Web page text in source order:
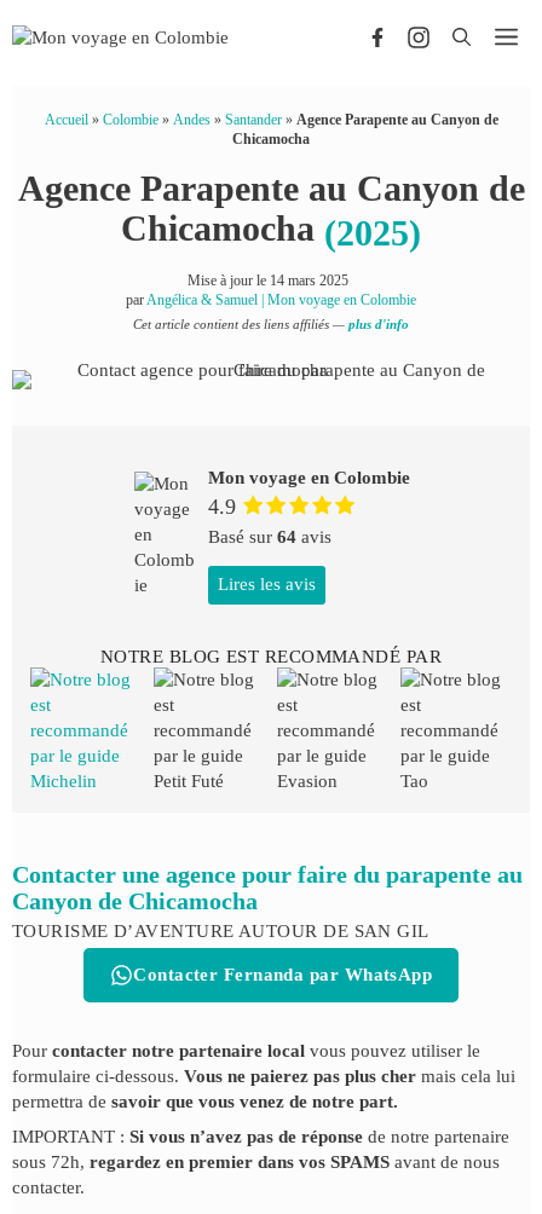
au
Accueil» Colombie» Andes» Santander» Agence Parapente au Canyon de
Chicamocha
Agence Parapente au Canyon de
Chicamocha (2025)
Mise à jour le 14 mars 2025
parAngélica & Samuel | Mon voyage en Colombie
Cet article contient des liens affiliés — plus d'info
Mon voyage en Colombie
4.9
Basé sur 64 avis
Lires les avis
NOTRE BLOG EST RECOMMANDÉ PAR
Contacter une agence pour faire du parapente au
Canyon de Chicamocha
TOURISME D’AVENTURE AUTOUR DE SAN GIL
Contacter Fernanda par WhatsApp
Pour contacter notre partenaire local vous pouvez utiliser le
formulaire ci-dessous. Vous ne paierez pas plus cher mais cela lui
permettra de savoir que vous venez de notre part.
IMPORTANT : Si vous n’avez pas de réponse de notre partenaire
sous 72h, regardez en premier dans vos SPAMS avant de nous
contacter.